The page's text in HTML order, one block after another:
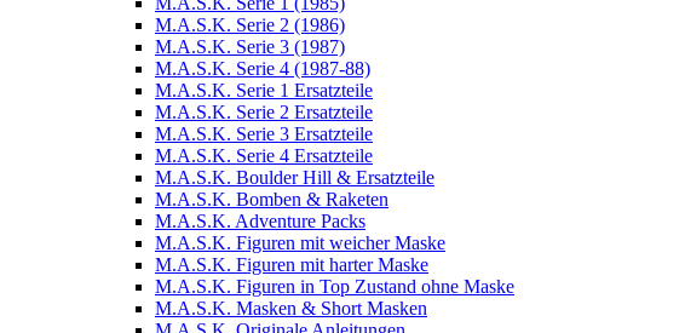
M.A.S.K. Serie 2 (1986)
M.A.S.K. Serie 3 (1987)
M.A.S.K. Serie 4 (1987-88)
M.A.S.K. Serie 1 Ersatzteile
M.A.S.K. Serie 2 Ersatzteile
M.A.S.K. Serie 3 Ersatzteile
M.A.S.K. Serie 4 Ersatzteile
M.A.S.K. Boulder Hill & Ersatzteile
M.A.S.K. Bomben & Raketen
M.A.S.K. Adventure Packs
M.A.S.K. Figuren mit weicher Maske
M.A.S.K. Figuren mit harter Maske
M.A.S.K. Figuren in Top Zustand ohne Maske
M.A.S.K. Masken & Short Masken